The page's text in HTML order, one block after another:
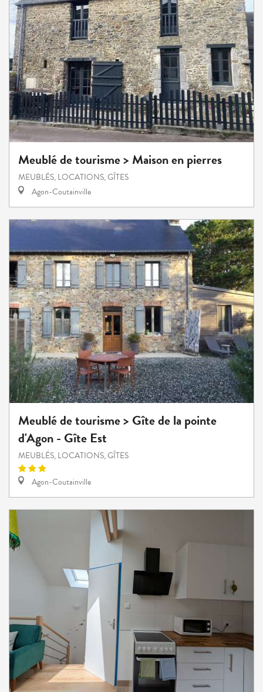
Meublé de tourisme > Maison en pierres
MEUBLÉS, LOCATIONS, GÎTES
Agon-Coutainville
Meublé de tourisme > Gîte de la pointe
d'Agon - Gîte Est
MEUBLÉS, LOCATIONS, GÎTES
Agon-Coutainville